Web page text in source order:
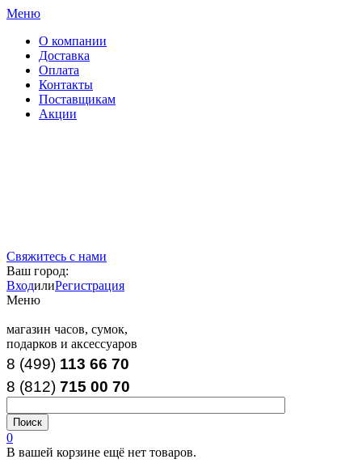
Меню
О компании
Доставка
Оплата
Контакты
Поставщикам
Акции
Свяжитесь с нами
Ваш город:
ВходилиРегистрация
Меню
магазин часов, сумок,
подарков и аксессуаров
8 (499) 113 66 70
8 (812) 715 00 70
0
В вашей корзине ещё нет товаров.